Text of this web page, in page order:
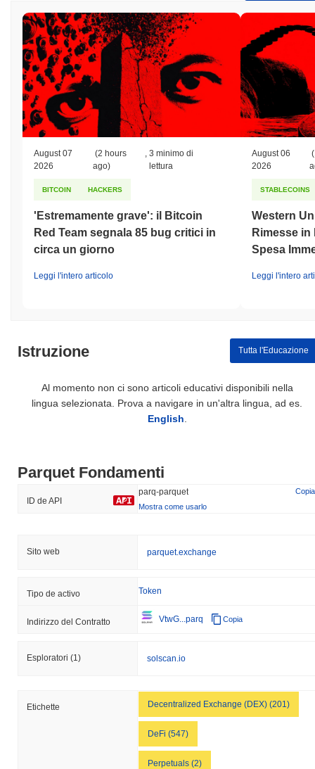
August 07
2026
(2 hours
ago)
,3 minimo di
lettura
BITCOIN HACKERS
'Estremamente grave': il Bitcoin
Red Team segnala 85 bug critici in
circa un giorno
Leggi l'intero articolo
August 06
2026
STABLECOINS
Western
Rimesse
Spesa
Leggi l'intero
Istruzione Tutta l'Educazione
Al momento non ci sono articoli educativi disponibili nella
lingua selezionata. Prova a navigare in un'altra lingua, ad es.
English
Parquet Fondamenti
ID de API
parq-parquet
Copia
Mostra come usarlo
Sito web parquet.exchange
Tipo de activo Token
Indirizzo del Contratto VtwG...parq Copia
Esploratori (1) solscan.io
Etichette Decentralized Exchange (DEX) (201)
DeFi (547)
Perpetuals (2)